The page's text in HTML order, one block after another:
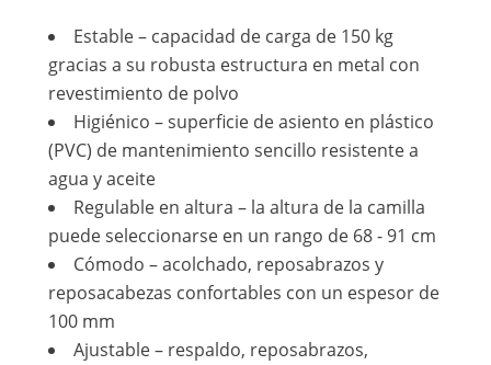
Estable – capacidad de carga de 150 kg
gracias a su robusta estructura en metal con
revestimiento de polvo
Higiénico – superficie de asiento en plástico
(PVC) de mantenimiento sencillo resistente a
agua y aceite
Regulable en altura – la altura de la camilla
puede seleccionarse en un rango de 68 - 91 cm
Cómodo – acolchado, reposabrazos y
reposacabezas confortables con un espesor de
100 mm
Ajustable – respaldo, reposabrazos,